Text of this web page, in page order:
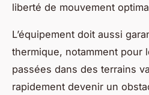
liberté de mouvement
L’équipement doit aussi
thermique, notamment pour
passées dans des terrains
rapidement devenir un